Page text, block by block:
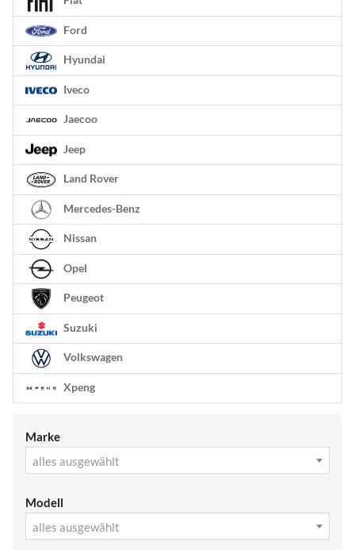
Ford
Hyundai
Iveco
Jaecoo
Jeep
Land Rover
Mercedes-Benz
Nissan
Opel
Peugeot
Suzuki
Volkswagen
Xpeng
Marke
alles ausgewählt
Modell
alles ausgewählt